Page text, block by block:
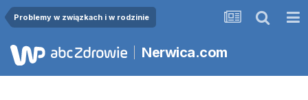
Problemy w związkach i w rodzinie
Nerwica.com